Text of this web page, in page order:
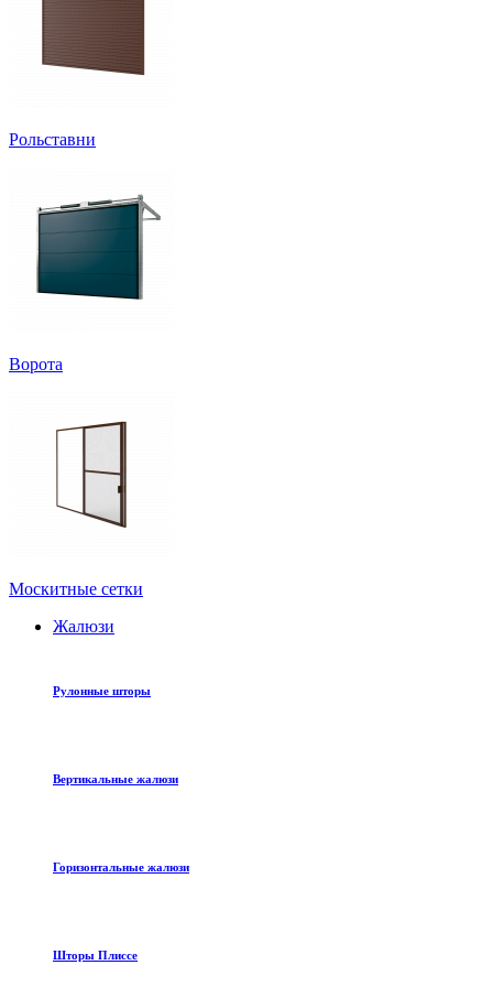
Рольставни
Ворота
Москитные сетки
Жалюзи
Рулонные шторы
Вертикальные жалюзи
Горизонтальные жалюзи
Шторы Плиссе